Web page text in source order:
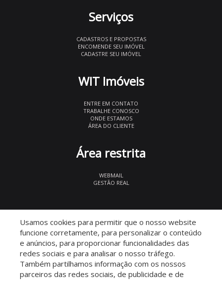
Serviços
CADASTROS E PROPOSTAS
ENCOMENDE SEU IMÓVEL
CADASTRE SEU IMÓVEL
WIT Imóveis
ENTRE EM CONTATO
TRABALHE CONOSCO
ONDE ESTAMOS
ÁREA DO CLIENTE
Área restrita
WEBMAIL
GESTÃO REAL
Usamos cookies para permitir que o nosso website
funcione corretamente, para personalizar o conteúdo
e anúncios, para proporcionar funcionalidades das
redes sociais e para analisar o nosso tráfego.
Também partilhamos informação com os nossos
parceiros das redes sociais, de publicidade e de